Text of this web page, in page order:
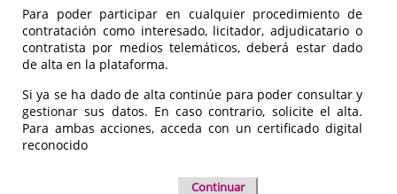
Para poder participar en cualquier procedimiento de
contratación como interesado, licitador, adjudicatario o
contratista por medios telemáticos, deberá estar dado
de alta en la plataforma.
Si ya se ha dado de alta continúe para poder consultar y
gestionar sus datos. En caso contrario, solicite el alta.
Para ambas acciones, acceda con un certificado digital
reconocido
Continuar